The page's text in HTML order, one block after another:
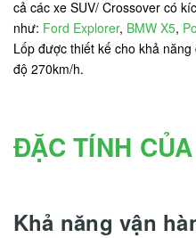
cả các xe SUV/ Crossover có
như: Ford Explorer, BMW X5,
Lốp được thiết kế cho khả
độ 270km/h.
ĐẶC TÍNH
Khả năng vận